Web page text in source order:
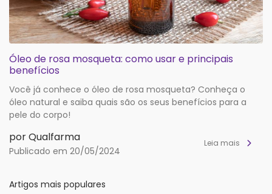
Óleo de rosa mosqueta: como usar e principais
benefícios
Você já conhece o óleo de rosa mosqueta? Conheça o
óleo natural e saiba quais são os seus benefícios para a
pele do corpo!
por Qualfarma
Publicado em 20/05/2024
Leia mais
Artigos mais populares